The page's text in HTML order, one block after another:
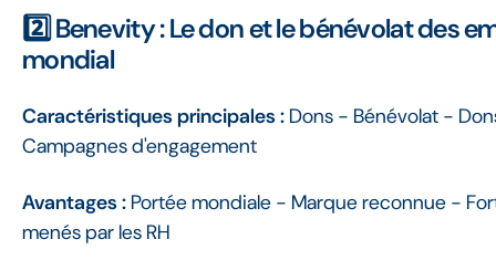
2️⃣ Benevity : Le don et le bénévolat des
mondial
Caractéristiques principales : Dons - Bénévolat -
Campagnes d'engagement
Avantages : Portée mondiale - Marque reconnue -
menés par les RH